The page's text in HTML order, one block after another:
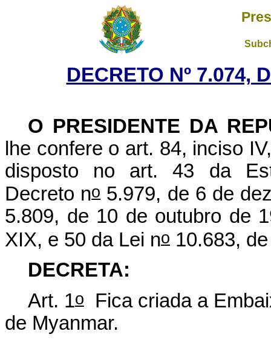
DECRETO Nº 7.074,
O PRESIDENTE DA
lhe confere o art. 84, inciso
disposto no art. 43 da
Decreto no5.979, de 6 de
5.809, de 10 de outubro de
XIX, e 50 da Lei no 10.683,
DECRETA:
Art. 1oFica criada a
de Myanmar.